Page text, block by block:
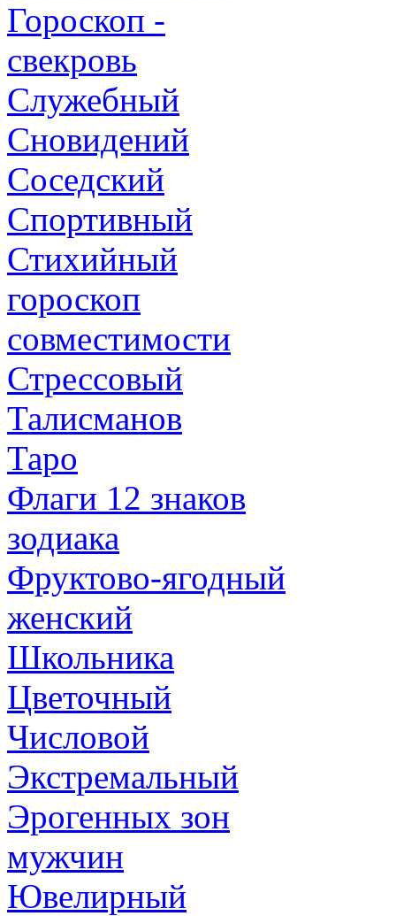
Гороскоп -
свекровь
Служебный
Сновидений
Соседский
Спортивный
Стихийный
гороскоп
совместимости
Стрессовый
Талисманов
Таро
Флаги 12 знаков
зодиака
Фруктово-ягодный
женский
Школьника
Цветочный
Числовой
Экстремальный
Эрогенных зон
мужчин
Ювелирный